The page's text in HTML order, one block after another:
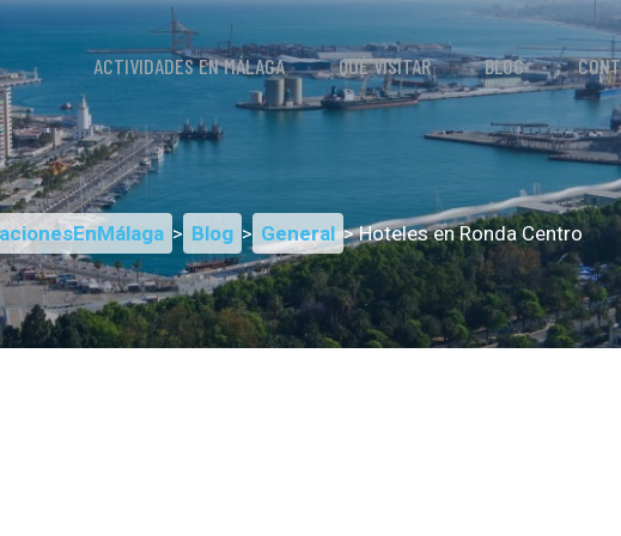
ACTIVIDADES EN MÁLAGA QUÉ VISITAR BLOG
> Blog > General > Hoteles en Ronda Centro